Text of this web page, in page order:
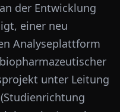
der Entwicklung
einer neu
Analyseplattform
unter Leitung